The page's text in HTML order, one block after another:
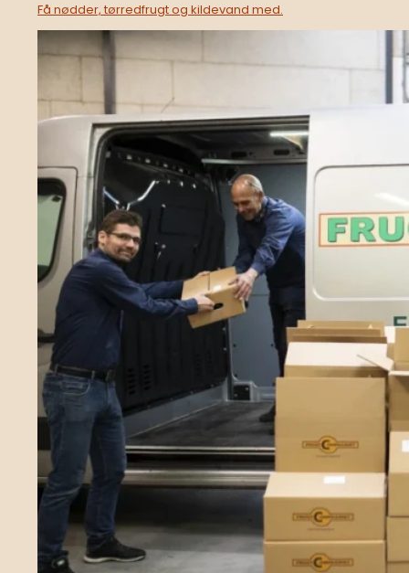
Få nødder, tørredfrugt og kildevand med.